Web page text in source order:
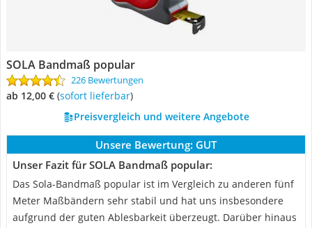
SOLA Bandmaß popular
226 Bewertungen
ab 12,00 € ( Sofort lieferbar)
Preisvergleich und weitere Angebote
Unsere Bewertung: GUT
Unser Fazit für SOLA Bandmaß popular:
Das Sola-Bandmaß popular ist im Vergleich zu anderen fünf
Meter Maßbändern sehr stabil und hat uns insbesondere
aufgrund der guten Ablesbarkeit überzeugt. Darüber hinaus